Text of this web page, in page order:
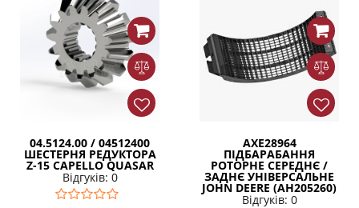
04.5124.00 / 04512400
ШЕСТЕРНЯ РЕДУКТОРА
Z-15 CAPELLO QUASAR
Відгуків: 0
AXE28964
ПІДБАРАБАННЯ
РОТОРНЕ СЕРЕДНЄ /
ЗАДНЄ УНІВЕРСАЛЬНЕ
JOHN DEERE (AH205260)
Відгуків: 0